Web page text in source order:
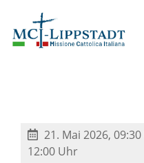
21. Mai 2026,
12:00 Uhr